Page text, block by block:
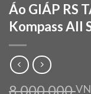
Áo GIÁP RS
Kompass All
8.000.000